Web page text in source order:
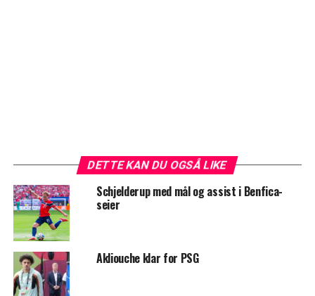
DETTE KAN DU OGSÅ LIKE
Schjelderup med mål og assist i Benfica-
seier
Akliouche klar for PSG